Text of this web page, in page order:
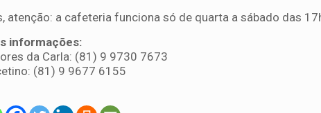
atenção: a cafeteria funciona só de quarta a sábado das
informações:
da Carla: (81) 9 9730 7673
(81) 9 9677 6155